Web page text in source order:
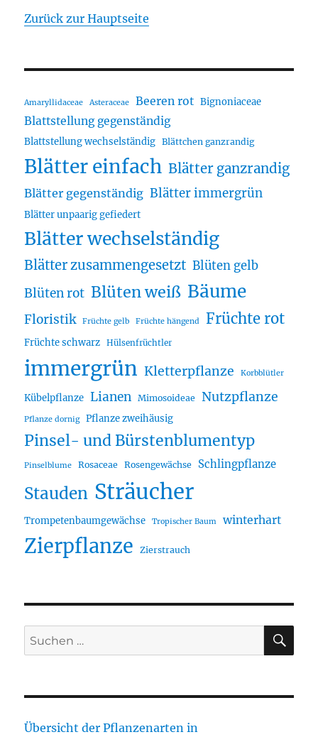
Zurück zur Hauptseite
Amaryllidaceae Asteraceae Beeren rot Bignoniaceae
Blattstellung gegenständig
Blattstellung wechselständig Blättchen ganzrandig
Blätter einfach Blätter ganzrandig
Blätter gegenständig Blätter immergrün
Blätter unpaarig gefiedert
Blätter wechselständig
Blätter zusammengesetzt Blüten gelb
Blüten rot Blüten weiß Bäume
Floristik Früchte gelb Früchte hängend Früchte rot
Früchte schwarz Hülsenfrüchtler
immergrün Kletterpflanze Korbblütler
Kübelpflanze Lianen Mimosoideae Nutzpflanze
Pflanze dornig Pflanze zweihäusig
Pinsel- und Bürstenblumentyp
Pinselblume Rosaceae Rosengewächse Schlingpflanze
Stauden Sträucher
Trompetenbaumgewächse Tropischer Baum winterhart
Zierpflanze Zierstrauch
Suche
nach:
Übersicht der Pflanzenarten in